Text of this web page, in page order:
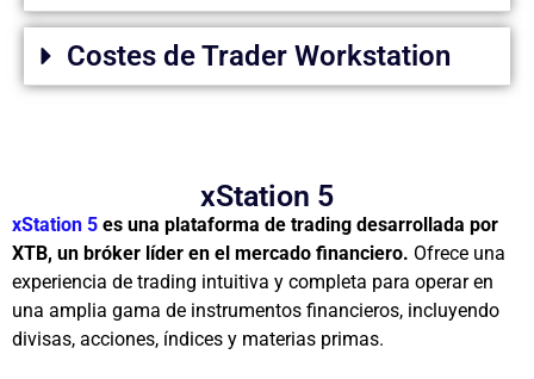
Costes de Trader Workstation
xStation 5
xStation 5 es una plataforma de trading desarrollada por
XTB, un bróker líder en el mercado financiero. Ofrece una
experiencia de trading intuitiva y completa para operar en
una amplia gama de instrumentos financieros, incluyendo
divisas, acciones, índices y materias primas.